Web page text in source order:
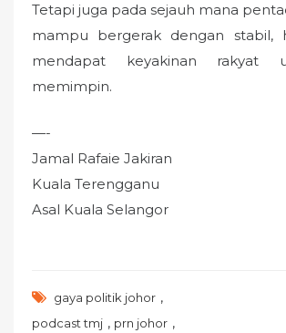
Tetapi juga pada sejauh mana
mampu bergerak dengan stabil,
mendapat keyakinan rakyat
memimpin.
—-
Jamal Rafaie Jakiran
Kuala Terengganu
Asal Kuala Selangor
gaya politik johor ,
podcast tmj , prn johor ,